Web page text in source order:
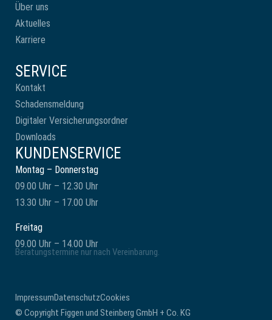
Über uns
Aktuelles
Karriere
SERVICE
Kontakt
Schadensmeldung
Digitaler Versicherungsordner
Downloads
KUNDENSERVICE
Montag – Donnerstag
09.00 Uhr – 12.30 Uhr
13.30 Uhr – 17.00 Uhr
Freitag
09.00 Uhr – 14.00 Uhr
Beratungstermine nur nach Vereinbarung.
© Copyright Figgen und Steinberg GmbH + Co. KG
ImpressumDatenschutzCookies